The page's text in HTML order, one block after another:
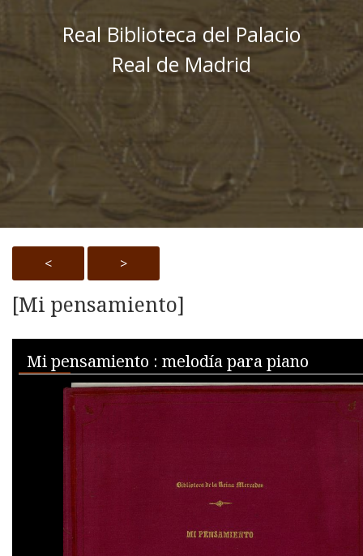
Real Biblioteca del Palacio
Real de Madrid
< >
[Mi pensamiento]
Media Viewer
Mi pensamiento : melodía para piano